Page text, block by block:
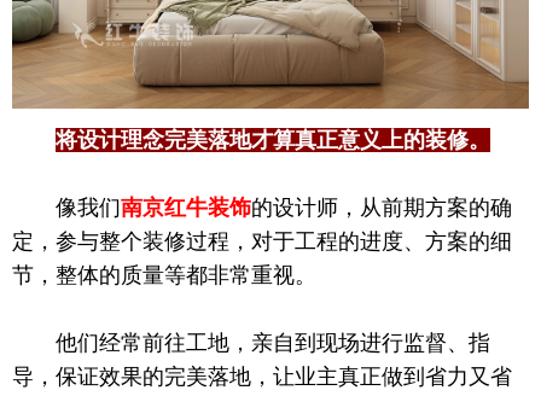
将设计理念完美落地才算真正意义上的装修。
像我们南京红牛装饰的设计师，从前期方案的确
定，参与整个装修过程，对于工程的进度、方案的细
节，整体的质量等都非常重视。
他们经常前往工地，亲自到现场进行监督、指
导，保证效果的完美落地，让业主真正做到省力又省